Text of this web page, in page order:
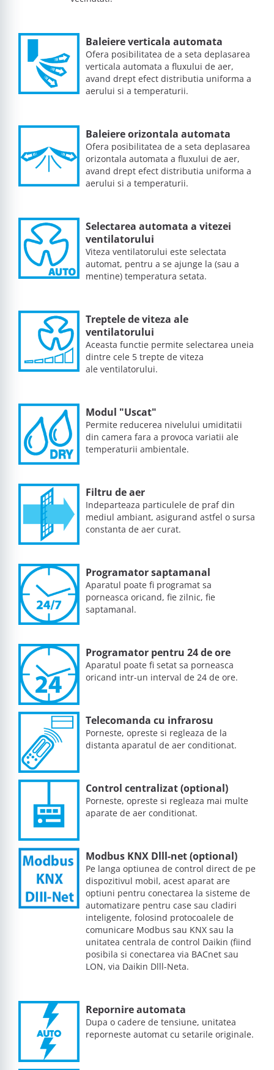
Baleiere verticala automata
Ofera posibilitatea de a seta deplasarea
verticala automata a fluxului de aer,
avand drept efect distributia uniforma a
aerului si a temperaturii.
Baleiere orizontala automata
Ofera posibilitatea de a seta deplasarea
orizontala automata a fluxului de aer,
avand drept efect distributia uniforma a
aerului si a temperaturii.
Selectarea automata a vitezei
ventilatorului
Viteza ventilatorului este selectata
automat, pentru a se ajunge la (sau a
mentine) temperatura setata.
Treptele de viteza ale
ventilatorului
Aceasta functie permite selectarea uneia
dintre cele 5 trepte de viteza
ale ventilatorului.
Modul "Uscat"
Permite reducerea nivelului umiditatii
din camera fara a provoca variatii ale
temperaturii ambientale.
Filtru de aer
Indeparteaza particulele de praf din
mediul ambiant, asigurand astfel o sursa
constanta de aer curat.
Programator saptamanal
Aparatul poate fi programat sa
porneasca oricand, fie zilnic, fie
saptamanal.
Programator pentru 24 de ore
Aparatul poate fi setat sa porneasca
oricand intr-un interval de 24 de ore.
Telecomanda cu infrarosu
Porneste, opreste si regleaza de la
distanta aparatul de aer conditionat.
Control centralizat (optional)
Porneste, opreste si regleaza mai multe
aparate de aer conditionat.
Modbus KNX Dlll-net (optional)
Pe langa optiunea de control direct de pe
dispozitivul mobil, acest aparat are
optiuni pentru conectarea la sisteme de
automatizare pentru case sau cladiri
inteligente, folosind protocoalele de
comunicare Modbus sau KNX sau la
unitatea centrala de control Daikin (fiind
posibila si conectarea via BACnet sau
LON, via Daikin Dlll-Neta.
Repornire automata
Dupa o cadere de tensiune, unitatea
reporneste automat cu setarile originale.